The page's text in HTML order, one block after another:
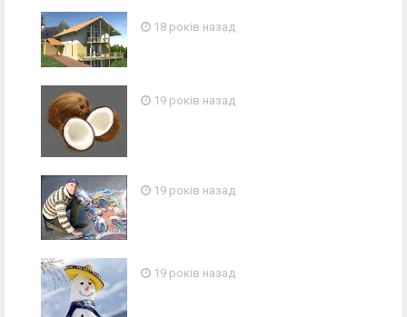
18 років назад
19 років назад
19 років назад
19 років назад